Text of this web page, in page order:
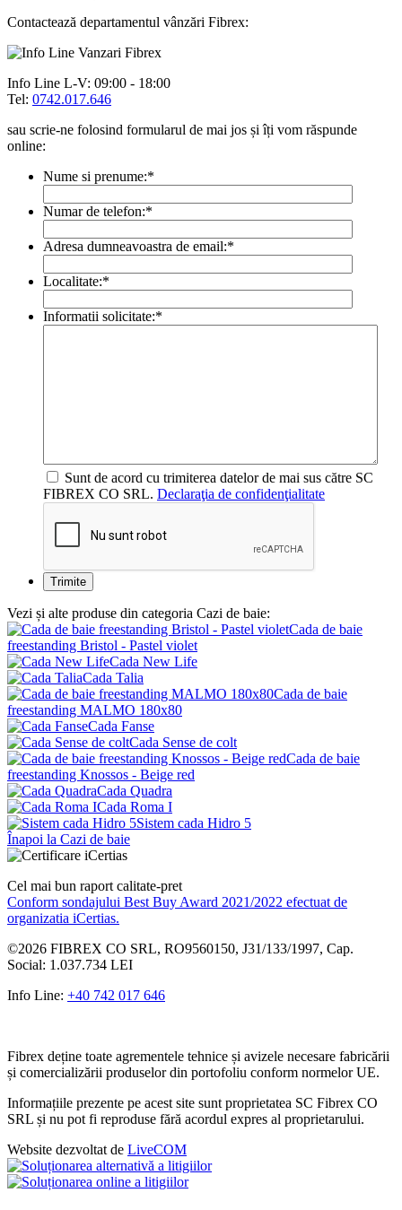
Contactează departamentul vânzări Fibrex:
Info Line L-V: 09:00 - 18:00
Tel: 0742.017.646
sau scrie-ne folosind formularul de mai jos și îți vom răspunde
online:
Nume si prenume:*
Numar de telefon:*
Adresa dumneavoastra de email:*
Localitate:*
Informatii solicitate:*
Sunt de acord cu trimiterea datelor de mai sus către SC
FIBREX CO SRL. Declaraţia de confidenţialitate
Vezi și alte produse din categoria Cazi de baie:
Cada de baie
freestanding Bristol - Pastel violet
Cada New Life
Cada Talia
Cada de baie
freestanding MALMO 180x80
Cada Fanse
Cada Sense de colt
Cada de baie
freestanding Knossos - Beige red
Cada Quadra
Cada Roma I
Sistem cada Hidro 5
Înapoi la Cazi de baie
Cel mai bun raport calitate-pret
Conform sondajului Best Buy Award 2021/2022 efectuat de
organizatia iCertias.
©2026 FIBREX CO SRL, RO9560150, J31/133/1997, Cap.
Social: 1.037.734 LEI
Info Line: +40 742 017 646
Fibrex deține toate agrementele tehnice și avizele necesare fabricării
și comercializării produselor din portofoliu conform normelor UE.
Informațiile prezente pe acest site sunt proprietatea SC Fibrex CO
SRL și nu pot fi reproduse fără acordul expres al proprietarului.
Website dezvoltat de LiveCOM